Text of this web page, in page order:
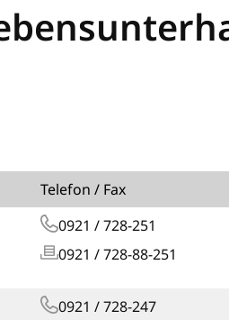
Telefon / Fax
0921 / 728-251
0921 / 728-88-251
0921 / 728-247